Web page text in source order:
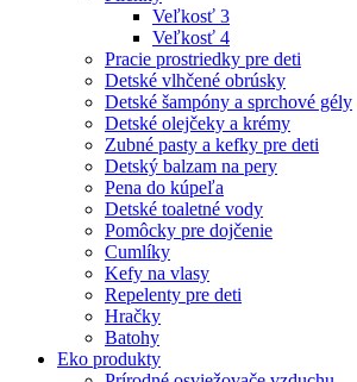
Veľkosť 3
Veľkosť 4
Pracie prostriedky pre deti
Detské vlhčené obrúsky
Detské šampóny a sprchové gély
Detské olejčeky a krémy
Zubné pasty a kefky pre deti
Detský balzam na pery
Pena do kúpeľa
Detské toaletné vody
Pomôcky pre dojčenie
Cumlíky
Kefy na vlasy
Repelenty pre deti
Hračky
Batohy
Eko produkty